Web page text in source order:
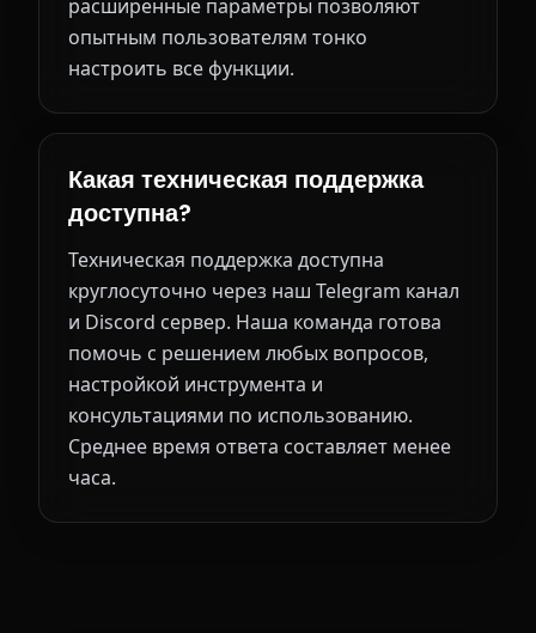
расширенные параметры позволяют
опытным пользователям тонко
настроить все функции.
Какая техническая поддержка
доступна?
Техническая поддержка доступна
круглосуточно через наш Telegram канал
и Discord сервер. Наша команда готова
помочь с решением любых вопросов,
настройкой инструмента и
консультациями по использованию.
Среднее время ответа составляет менее
часа.